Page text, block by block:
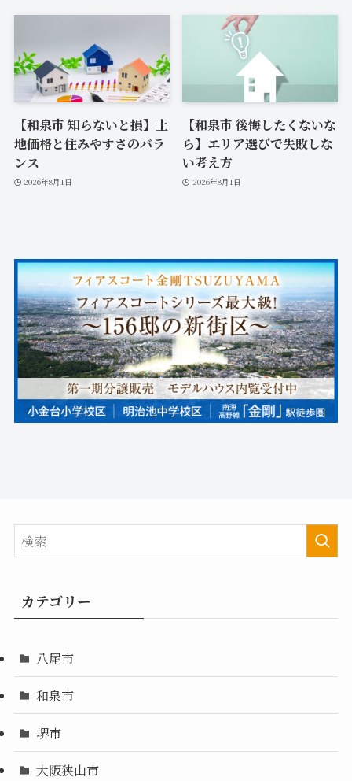
【和泉市 知らないと損】土
地価格と住みやすさのバラ
ンス
2026年8月1日
【和泉市 後悔したくないな
ら】エリア選びで失敗しな
い考え方
2026年8月1日
カテゴリー
八尾市
和泉市
堺市
大阪狭山市